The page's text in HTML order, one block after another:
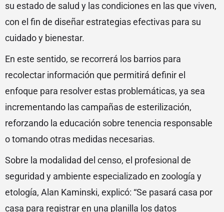
su estado de salud y las condiciones en las que viven,
con el fin de diseñar estrategias efectivas para su
cuidado y bienestar.
En este sentido, se recorrerá los barrios para
recolectar información que permitirá definir el
enfoque para resolver estas problemáticas, ya sea
incrementando las campañas de esterilización,
reforzando la educación sobre tenencia responsable
o tomando otras medidas necesarias.
Sobre la modalidad del censo, el profesional de
seguridad y ambiente especializado en zoología y
etología, Alan Kaminski, explicó: “Se pasará casa por
casa para registrar en una planilla los datos